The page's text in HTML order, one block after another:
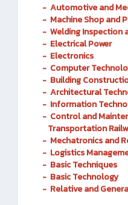
- Automotive and
- Machine Shop and
- Welding Inspection
- Electrical Power
- Electronics
- Computer
- Building
- Architectural
- Information
- Control and
Transportation
- Mechatronics and
- Logistics
- Basic Techniques
- Basic Technology
- Relative and